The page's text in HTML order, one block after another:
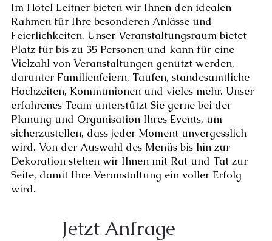
Im Hotel Leitner bieten wir Ihnen den idealen
Rahmen für Ihre besonderen Anlässe und
Feierlichkeiten. Unser Veranstaltungsraum bietet
Platz für bis zu 35 Personen und kann für eine
Vielzahl von Veranstaltungen genutzt werden,
darunter Familienfeiern, Taufen, standesamtliche
Hochzeiten, Kommunionen und vieles mehr. Unser
erfahrenes Team unterstützt Sie gerne bei der
Planung und Organisation Ihres Events, um
sicherzustellen, dass jeder Moment unvergesslich
wird. Von der Auswahl des Menüs bis hin zur
Dekoration stehen wir Ihnen mit Rat und Tat zur
Seite, damit Ihre Veranstaltung ein voller Erfolg
wird.
Jetzt Anfrage